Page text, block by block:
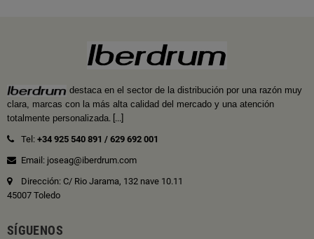
destaca en el sector de la distribución por una razón muy
clara, marcas con la más alta calidad del mercado y una atención
totalmente personalizada. [...]
Tel: +34 925 540 891 / 629 692 001
Email: joseag@iberdrum.com
Dirección: C/ Rio Jarama, 132 nave 10.11
45007 Toledo
SÍGUENOS